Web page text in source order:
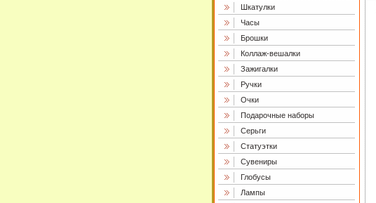
Шкатулки
Часы
Брошки
Коллаж-вешалки
Зажигалки
Ручки
Очки
Подарочные наборы
Серьги
Статуэтки
Сувениры
Глобусы
Лампы